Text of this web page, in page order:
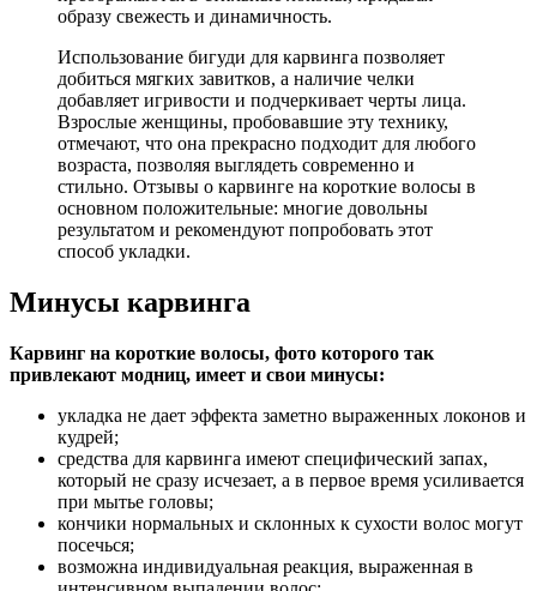
образу свежесть и динамичность.
Использование бигуди для карвинга позволяет
добиться мягких завитков, а наличие челки
добавляет игривости и подчеркивает черты лица.
Взрослые женщины, пробовавшие эту технику,
отмечают, что она прекрасно подходит для любого
возраста, позволяя выглядеть современно и
стильно. Отзывы о карвинге на короткие волосы в
основном положительные: многие довольны
результатом и рекомендуют попробовать этот
способ укладки.
Минусы карвинга
Карвинг на короткие волосы, фото которого так
привлекают модниц, имеет и свои минусы:
укладка не дает эффекта заметно выраженных локонов и
кудрей;
средства для карвинга имеют специфический запах,
который не сразу исчезает, а в первое время усиливается
при мытье головы;
кончики нормальных и склонных к сухости волос могут
посечься;
возможна индивидуальная реакция, выраженная в